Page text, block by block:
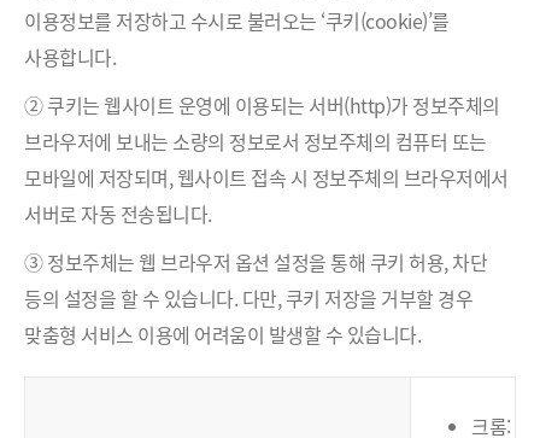
이용정보를 저장하고 수시로 불러오는 ‘쿠키(cookie)’를
사용합니다.
② 쿠키는 웹사이트 운영에 이용되는 서버(http)가 정보주체의
브라우저에 보내는 소량의 정보로서 정보주체의 컴퓨터 또는
모바일에 저장되며, 웹사이트 접속 시 정보주체의 브라우저에서
서버로 자동 전송됩니다.
③ 정보주체는 웹 브라우저 옵션 설정을 통해 쿠키 허용, 차단
등의 설정을 할 수 있습니다. 다만, 쿠키 저장을 거부할 경우
맞춤형 서비스 이용에 어려움이 발생할 수 있습니다.
크롬: